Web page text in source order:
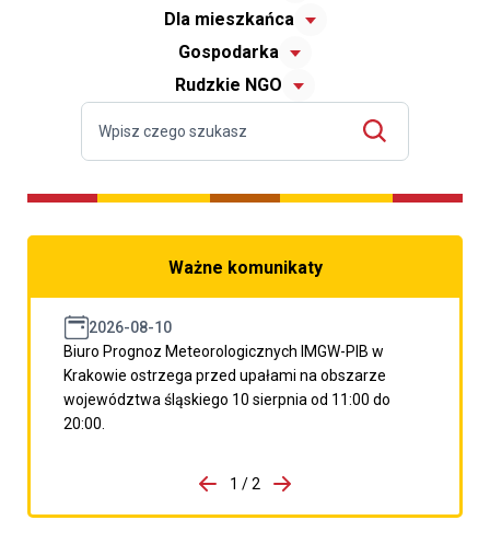
Dla mieszkańca
Gospodarka
Rudzkie NGO
Ważne komunikaty
2026-08-10
Biuro Prognoz Meteorologicznych IMGW-PIB w
Krakowie ostrzega przed upałami na obszarze
województwa śląskiego 10 sierpnia od 11:00 do
20:00.
porzpedniego komunikatu
1 / 2
Przejdź do następnego